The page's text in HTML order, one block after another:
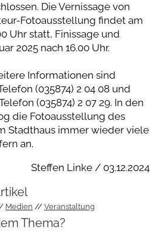
Die Vernissage von
Fotoausstellung findet am
Uhr statt, Finissage und
2025 nach 16.00 Uhr.
Informationen sind
(035874) 2 04 08 und
(035874) 2 07 29. In den
die Fotoausstellung des
Stadthaus immer wieder viele
an.
Steffen Linke / 03.12.2024
Medien Veranstaltung
Thema?